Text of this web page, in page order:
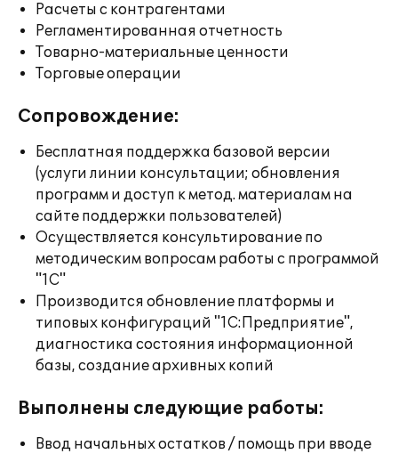
Расчеты с контрагентами
Регламентированная отчетность
Товарно-материальные ценности
Торговые операции
Сопровождение:
Бесплатная поддержка базовой версии
(услуги линии консультации; обновления
программ и доступ к метод. материалам на
сайте поддержки пользователей)
Осуществляется консультирование по
методическим вопросам работы с программой
"1С"
Производится обновление платформы и
типовых конфигураций "1С:Предприятие",
диагностика состояния информационной
базы, создание архивных копий
Выполнены следующие работы:
Ввод начальных остатков / помощь при вводе